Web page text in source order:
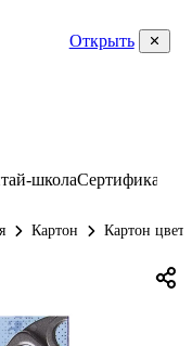
Открыть
школаСертификаты
Картон Картон